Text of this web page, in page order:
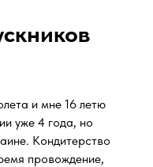
и мне 16 летю
уже 4 года, но
Кондитерство
провождение,